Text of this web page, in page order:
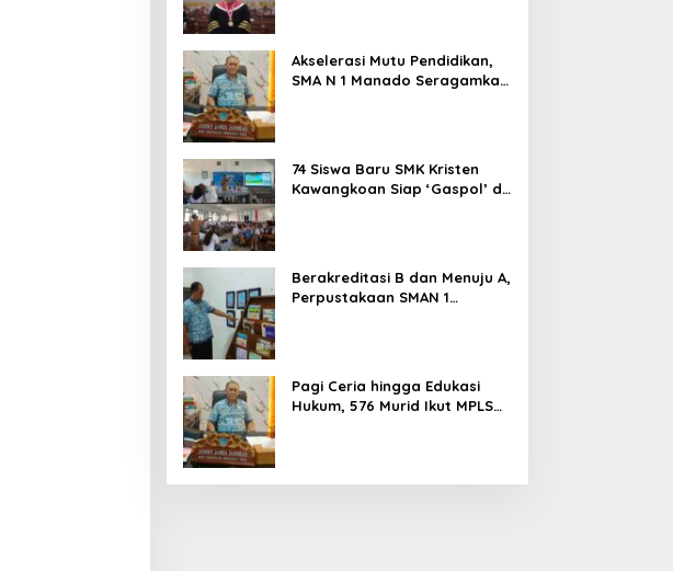
Akselerasi Mutu Pendidikan,
SMA N 1 Manado Seragamkan
74 Siswa Baru SMK Kristen
Kawangkoan Siap ‘Gaspol’ di
Berakreditasi B dan Menuju A,
Perpustakaan SMAN 1
Pagi Ceria hingga Edukasi
Hukum, 576 Murid Ikut MPLS